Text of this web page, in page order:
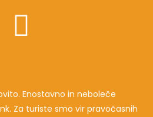
Enostavno in neboleče
Za turiste smo vir pravočasnih